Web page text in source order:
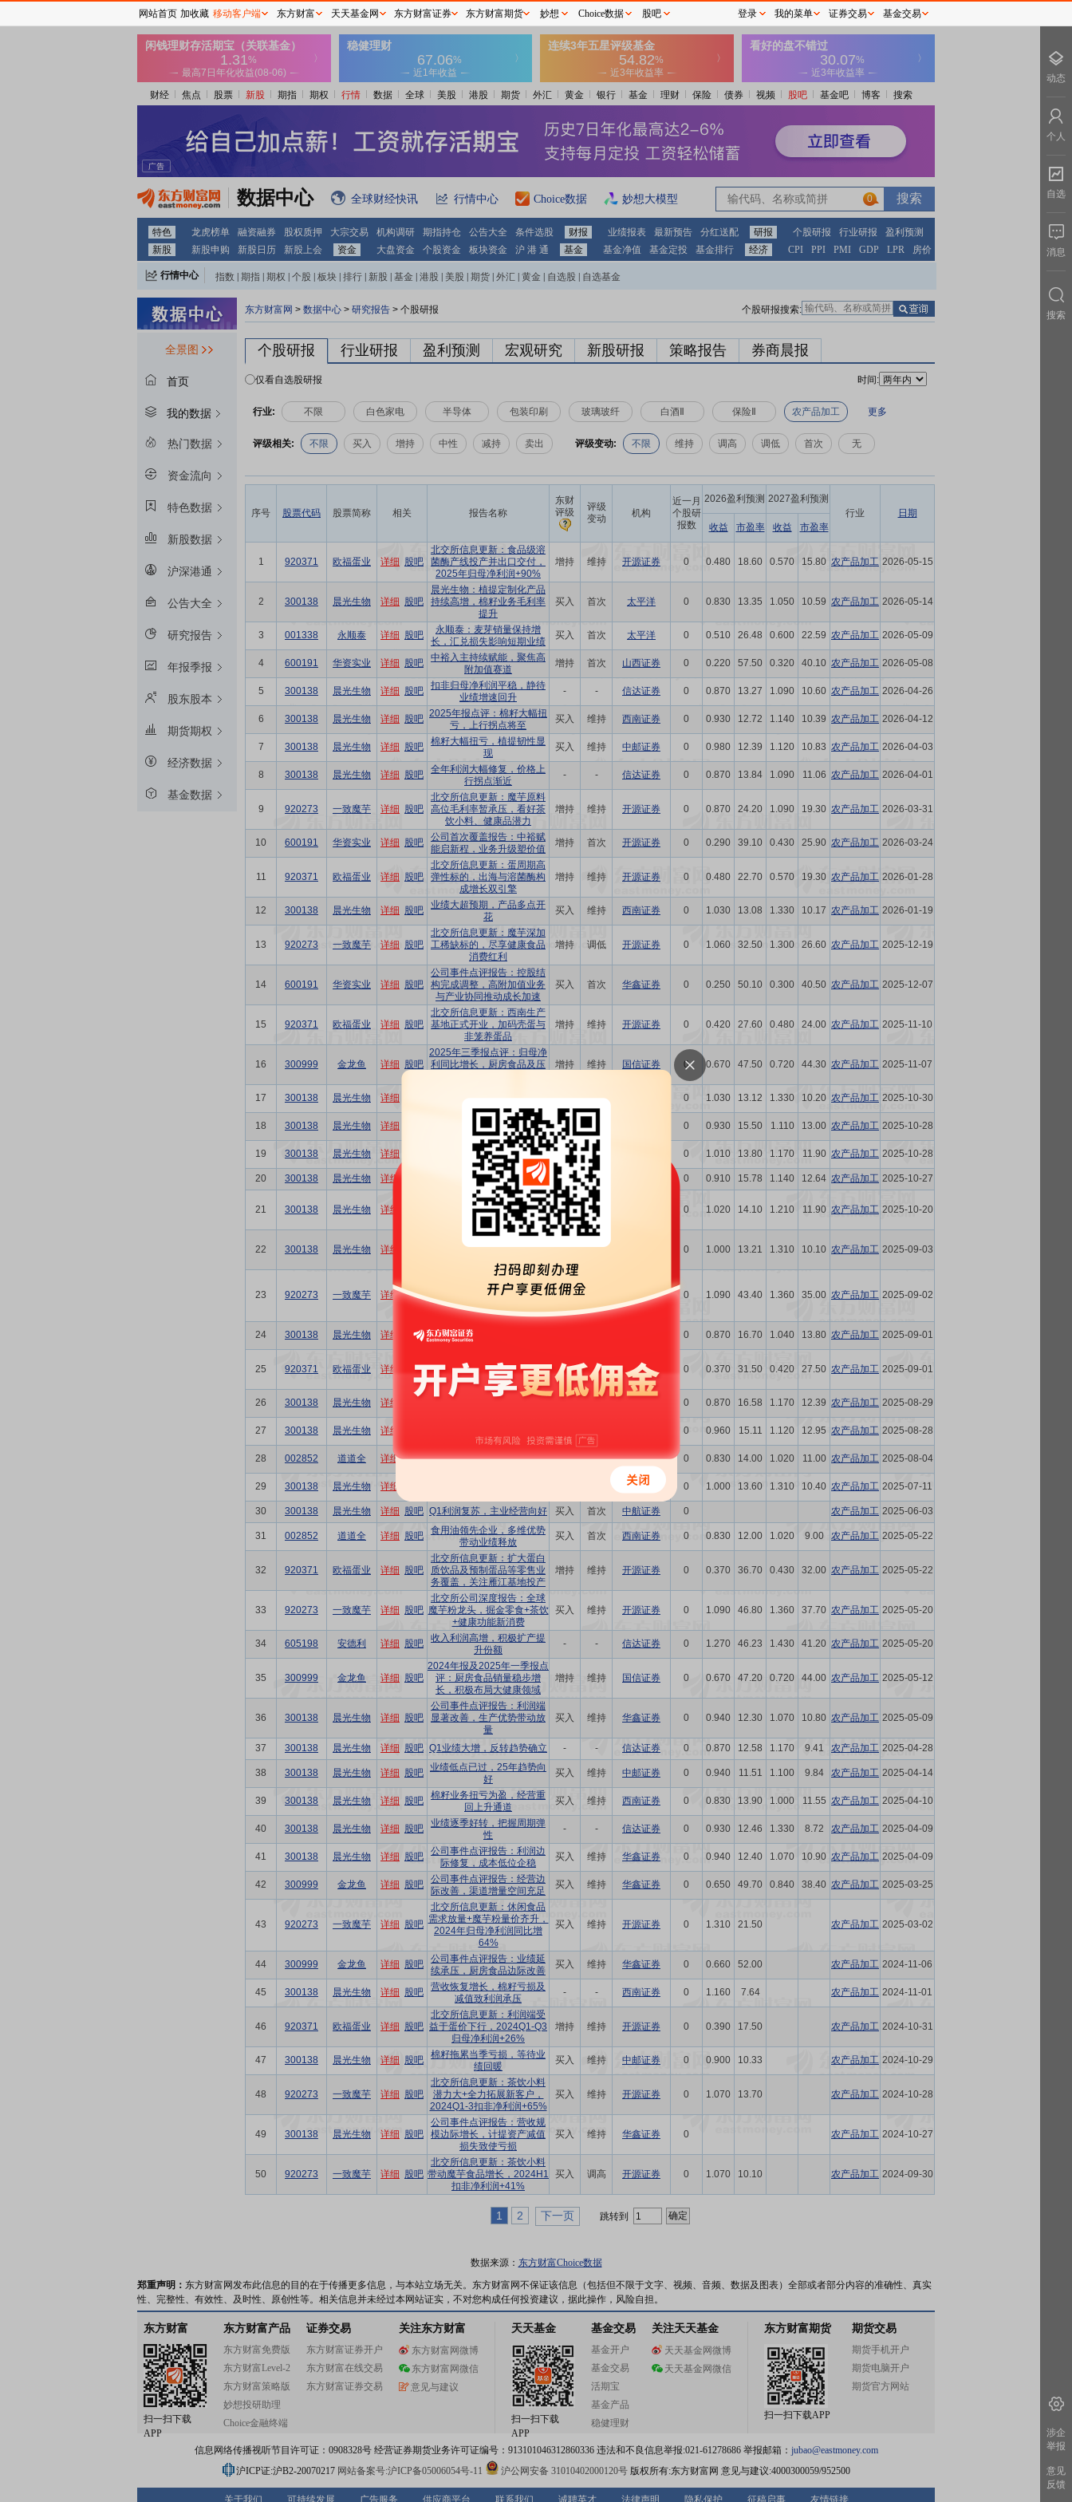
财经 焦点 股票 新股 期指 期权 行情 数据 全球 美股 港股 期货 外汇 黄金 银行 基金 理财 保险 债券 视频 股吧 基金吧 博客 搜索
数据中心 全球财经快讯 行情中心 Choice数据 妙想大模型 0
特色 龙虎榜单 融资融券 股权质押 大宗交易 机构调研 期指持仓 公告大全 条件选股 财报 业绩报表 最新预告 分红送配 研报 个股研报 行业研报
盈利预测
新股
新股申购 新股日历 新股上会 资金 大盘资金 个股资金 板块资金 沪 港 通 基金 基金净值 基金定投 基金排行 经济 CPI PPI PMI GDP LPR 房价
行情中心 指数 期指 期权 个股 板块 排行 新股 基金 港股 美股 期货 外汇 黄金 自选股 自选基金
全景图
首页
我的数据
热门数据
资金流向
特色数据
新股数据
沪深港通
公告大全
研究报告
年报季报
股东股本
期货期权
经济数据
基金数据
东方财富网 > 数据中心 > 研究报告 > 个股研报 个股研报搜索:
个股研报 行业研报 盈利预测 宏观研究 新股研报 策略报告 券商晨报
仅看自选股研报 时间:
行业: 不限 白色家电 半导体 包装印刷 玻璃玻纤 白酒Ⅱ 保险Ⅱ 农产品加工 更多
评级相关: 不限 买入 增持 中性 减持 卖出 评级变动: 不限 维持 调高 调低 首次 无
序号 股票代码 股票简称 相关 报告名称
东财
评级
评级
变动
机构
近一月
个股研
报数
2026盈利预测 2027盈利预测
行业
日期
收益
市盈率 收益 市盈率
1 920371 欧福蛋业 详细 股吧
北交所信息更新：食品级溶
菌酶产线投产并出口交付，
2025年归母净利润+90%
增持 维持 开源证券 0 0.480 18.60 0.570 15.80 农产品加工 2026-05-15
2 300138 晨光生物 详细 股吧
晨光生物：植提定制化产品
持续高增，棉籽业务毛利率
提升
买入 首次 太平洋 0 0.830 13.35 1.050 10.59 农产品加工 2026-05-14
3 001338 永顺泰 详细 股吧
永顺泰：麦芽销量保持增
长，汇兑损失影响短期业绩
买入 首次 太平洋 0 0.510 26.48 0.600 22.59 农产品加工 2026-05-09
4 600191 华资实业 详细 股吧
中裕入主持续赋能，聚焦高
附加值赛道
增持 首次 山西证券 0 0.220 57.50 0.320 40.10 农产品加工 2026-05-08
5 300138 晨光生物 详细 股吧
扣非归母净利润平稳，静待
业绩增速回升
- - 信达证券 0 0.870 13.27 1.090 10.60 农产品加工 2026-04-26
6 300138 晨光生物 详细 股吧 2025年报点评：棉籽大幅扭
亏，上行拐点将至
买入 维持 西南证券 0 0.930 12.72 1.140 10.39 农产品加工 2026-04-12
7 300138 晨光生物 详细 股吧
棉籽大幅扭亏，植提韧性显
现
买入 维持 中邮证券 0 0.980 12.39 1.120 10.83 农产品加工 2026-04-03
8 300138 晨光生物 详细 股吧
全年利润大幅修复，价格上
行拐点渐近
- - 信达证券 0 0.870 13.84 1.090 11.06 农产品加工 2026-04-01
9 920273 一致魔芋 详细 股吧
北交所信息更新：魔芋原料
高位毛利率暂承压，看好茶
饮小料、健康品潜力
增持 维持 开源证券 0 0.870 24.20 1.090 19.30 农产品加工 2026-03-31
10 600191 华资实业 详细 股吧
公司首次覆盖报告：中裕赋
能启新程，业务升级塑价值
增持 首次 开源证券 0 0.290 39.10 0.430 25.90 农产品加工 2026-03-24
11 920371 欧福蛋业 详细 股吧
北交所信息更新：蛋周期高
弹性标的，出海与溶菌酶构
成增长双引擎
增持 维持 开源证券 0 0.480 22.70 0.570 19.30 农产品加工 2026-01-28
12 300138 晨光生物 详细 股吧
业绩大超预期，产品多点开
花
买入 维持 西南证券 0 1.030 13.08 1.330 10.17 农产品加工 2026-01-19
13 920273 一致魔芋 详细 股吧
北交所信息更新：魔芋深加
工稀缺标的，尽享健康食品
消费红利
增持 调低 开源证券 0 1.060 32.50 1.300 26.60 农产品加工 2025-12-19
14 600191 华资实业 详细 股吧
公司事件点评报告：控股结
构完成调整，高附加值业务
与产业协同推动成长加速
买入 首次 华鑫证券 0 0.250 50.10 0.300 40.50 农产品加工 2025-12-07
15 920371 欧福蛋业 详细 股吧
北交所信息更新：西南生产
基地正式开业，加码壳蛋与
非笼养蛋品
增持 维持 开源证券 0 0.420 27.60 0.480 24.00 农产品加工 2025-11-10
16 300999 金龙鱼 详细 股吧
2025年三季报点评：归母净
利同比增长，厨房食品及压
增持 维持 国信证券 0 0.670 47.50 0.720 44.30 农产品加工 2025-11-07
17 300138 晨光生物 详细
著修复，拐点持续向上
买入 维持 0 1.030 13.12 1.330 10.20 农产品加工 2025-10-30
18 300138 晨光生物 详细
公司信息更新报告：主业反
转持续，梯队业务多点开花
买入 维持 0 0.930 15.50 1.110 13.00 农产品加工 2025-10-28
19 300138 晨光生物 详细
公司事件点评报告：价格拐
点初显，盈利能力加速释放
买入 维持 0 1.010 13.80 1.170 11.90 农产品加工 2025-10-28
20 300138 晨光生物 详细 Q3盈利亮眼，明年增长可期 - 0 0.910 15.78 1.140 12.64 农产品加工 2025-10-27
21 300138 晨光生物 详细
经营向好，有望受益于FDA
新政下全球天然色素市场翻
买入 首次 0 1.020 14.10 1.210 11.90 农产品加工 2025-10-20
22 300138 晨光生物 详细
2025年中报点评：棉籽业务
扭亏为盈，盈利修复势能向
买入 维持 0 1.000 13.21 1.310 10.10 农产品加工 2025-09-03
23 920273 一致魔芋 详细 股吧
北交所信息更新：掘金健康
饮食风潮，晶球产能迈向8万
吨，2025H1归母净利润
+23%
买入 开源证券 0 1.090 43.40 1.360 35.00 农产品加工 2025-09-02
24 300138 晨光生物 详细 股吧
公司首次覆盖报告：管理制
胜，主业反转，多点开花
0 0.870 16.70 1.040 13.80 农产品加工 2025-09-01
25 920371 欧福蛋业 详细 股吧
龙头突破酶制剂新赛道，
150吨溶菌酶产线已建成
增持 维持 开源证券 0 0.370 31.50 0.420 27.50 农产品加工 2025-09-01
26 300138 晨光生物 详细
Q2业绩持续强劲，天然替代
0 0.870 16.58 1.170 12.39 农产品加工 2025-08-29
27 300138 晨光生物 详细
复
0 0.960 15.11 1.120 12.95 农产品加工 2025-08-28
28 002852 道道全 详细 股吧 2025年中报点评：主业稳健
买入 维持 西南证券 0 0.830 14.00 1.020 11.00 农产品加工 2025-08-04
29 300138 晨光生物 详细 西南证券 0 1.000 13.60 1.310 10.40 农产品加工 2025-07-11
30 300138 晨光生物 详细 股吧 Q1利润复苏，主业经营向好 买入 首次 中航证券 0 农产品加工 2025-06-03
31 002852 道道全 详细 股吧
食用油领先企业，多维优势
带动业绩释放
买入 首次 西南证券 0 0.830 12.00 1.020 9.00 农产品加工 2025-05-22
32 920371 欧福蛋业 详细 股吧
北交所信息更新：扩大蛋白
质饮品及预制蛋品等零售业
务覆盖，关注雁江基地投产
增持 维持 开源证券 0 0.370 36.70 0.430 32.00 农产品加工 2025-05-22
33 920273 一致魔芋 详细 股吧
北交所公司深度报告：全球
魔芋粉龙头，掘金零食+茶饮
+健康功能新消费
买入 维持 开源证券 0 1.090 46.80 1.360 37.70 农产品加工 2025-05-20
34 605198 安德利 详细 股吧
收入利润高增，积极扩产提
升份额
- - 信达证券 0 1.270 46.23 1.430 41.20 农产品加工 2025-05-20
35 300999 金龙鱼 详细 股吧
2024年报及2025年一季报点
评：厨房食品销量稳步增
长，积极布局大健康领域
增持 维持 国信证券 0 0.670 47.20 0.720 44.00 农产品加工 2025-05-12
36 300138 晨光生物 详细 股吧
公司事件点评报告：利润端
显著改善，生产优势带动放
量
买入 维持 华鑫证券 0 0.940 12.30 1.070 10.80 农产品加工 2025-05-09
37 300138 晨光生物 详细 股吧 Q1业绩大增，反转趋势确立 - - 信达证券 0 0.870 12.58 1.170 9.41 农产品加工 2025-04-28
38 300138 晨光生物 详细 股吧 业绩低点已过，25年趋势向
好
买入 维持 中邮证券 0 0.940 11.51 1.100 9.84 农产品加工 2025-04-14
39 300138 晨光生物 详细 股吧
棉籽业务扭亏为盈，经营重
回上升通道
买入 维持 西南证券 0 0.830 13.90 1.000 11.55 农产品加工 2025-04-10
40 300138 晨光生物 详细 股吧
业绩逐季好转，把握周期弹
性
- - 信达证券 0 0.930 12.46 1.330 8.72 农产品加工 2025-04-09
41 300138 晨光生物 详细 股吧
公司事件点评报告：利润边
际修复，成本低位企稳
买入 维持 华鑫证券 0 0.940 12.40 1.070 10.90 农产品加工 2025-04-09
42 300999 金龙鱼 详细 股吧
公司事件点评报告：经营边
际改善，渠道增量空间充足
买入 维持 华鑫证券 0 0.650 49.70 0.840 38.40 农产品加工 2025-03-25
43 920273 一致魔芋 详细 股吧
北交所信息更新：休闲食品
需求放量+魔芋粉量价齐升，
2024年归母净利润同比增
64%
买入 维持 开源证券 0 1.310 21.50 农产品加工 2025-03-02
44 300999 金龙鱼 详细 股吧
公司事件点评报告：业绩延
续承压，厨房食品边际改善
买入 维持 华鑫证券 0 0.660 52.00 农产品加工 2024-11-06
45 300138 晨光生物 详细 股吧
营收恢复增长，棉籽亏损及
减值致利润承压
- - 西南证券 0 1.160 7.64 农产品加工 2024-11-01
46 920371 欧福蛋业 详细 股吧
北交所信息更新：利润端受
益于蛋价下行，2024Q1-Q3
归母净利润+26%
增持 维持 开源证券 0 0.390 17.50 农产品加工 2024-10-31
47 300138 晨光生物 详细 股吧
棉籽拖累当季亏损，等待业
绩回暖
买入 维持 中邮证券 0 0.900 10.33 农产品加工 2024-10-29
48 920273 一致魔芋 详细 股吧
北交所信息更新：茶饮小料
潜力大+全力拓展新客户，
2024Q1-3扣非净利润+65%
买入 维持 开源证券 0 1.070 13.70 农产品加工 2024-10-28
49 300138 晨光生物 详细 股吧
公司事件点评报告：营收规
模边际增长，计提资产减值
损失致使亏损
买入 维持 华鑫证券 0 农产品加工 2024-10-27
50 920273 一致魔芋 详细 股吧
北交所信息更新：茶饮小料
带动魔芋食品增长，2024H1
扣非净利润+41%
买入 调高 开源证券 0 1.070 10.10 农产品加工 2024-09-30
1 2 下一页 跳转到
数据来源： 东方财富Choice数据
郑重声明： 东方财富网发布此信息的目的在于传播更多信息，与本站立场无关。东方财富网不保证该信息（包括但不限于文字、视频、音频、数据及图表）全部或者部分内容的准确性、真实
性、完整性、有效性、及时性、原创性等。相关信息并未经过本网站证实，不对您构成任何投资建议，据此操作，风险自担。
东方财富
扫一扫下载
APP
东方财富产品
东方财富免费版
东方财富Level-2
东方财富策略版
妙想投研助理
Choice金融终端
证券交易
东方财富证券开户
东方财富在线交易
东方财富证券交易
关注东方财富
东方财富网微博
东方财富网微信
意见与建议
天天基金
扫一扫下载
APP
基金交易
基金开户
基金交易
活期宝
基金产品
稳健理财
关注天天基金
天天基金网微博
天天基金网微信
东方财富期货
扫一扫下载APP
期货交易
期货手机开户
期货电脑开户
期货官方网站
信息网络传播视听节目许可证：0908328号 经营证券期货业务许可证编号：913101046312860336 违法和不良信息举报:021-61278686 举报邮箱： jubao@eastmoney.com
沪ICP证:沪B2-20070217 网站备案号:沪ICP备05006054号-11 沪公网安备 31010402000120号版权所有:东方财富网 意见与建议:4000300059/952500
关于我们 可持续发展 广告服务 供应商平台 联系我们 诚聘英才 法律声明 隐私保护 征稿启事 友情链接
网站首页 加收藏 移动客户端 东方财富 天天基金网 东方财富证券 东方财富期货 妙想 Choice数据 股吧 登录 我的菜单 证券交易 基金交易
动态
个人
自选
消息
搜索
涉企
举报
意见
反馈